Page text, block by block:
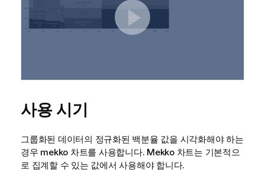
사용 시기
그룹화된 데이터의 정규화된 백분율 값을 시각화해야 하는
경우 mekko 차트를 사용합니다. Mekko차트는 기본적으
로 집계할 수 있는 값에서 사용해야 합니다.